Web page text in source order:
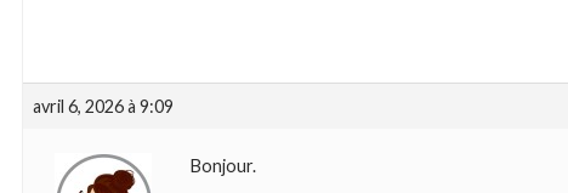
avril 6, 2026 à 9:09
Bonjour.